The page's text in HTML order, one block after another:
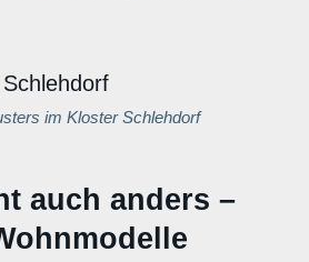
im Kloster Schlehdorf
auch anders –